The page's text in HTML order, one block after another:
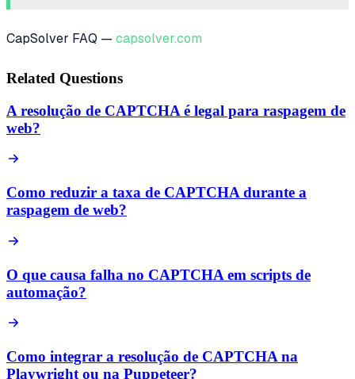
CapSolver FAQ — capsolver.com
Related Questions
A resolução de CAPTCHA é legal para raspagem de
web?
Como reduzir a taxa de CAPTCHA durante a
raspagem de web?
O que causa falha no CAPTCHA em scripts de
automação?
Como integrar a resolução de CAPTCHA na
Playwright ou na Puppeteer?